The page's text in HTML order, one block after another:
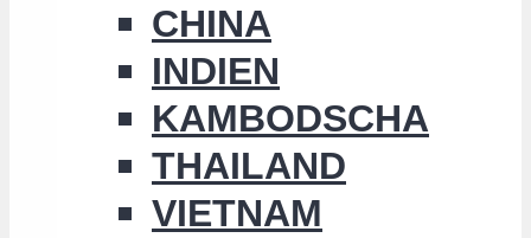
CHINA
INDIEN
KAMBODSCHA
THAILAND
VIETNAM